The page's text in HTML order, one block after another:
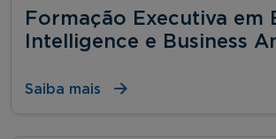
Formação Executiva em
Intelligence e Business
Saiba mais